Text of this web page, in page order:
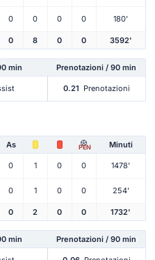
0 0 0 0 180'
0 8 0 0 3592'
min Prenotazioni / 90 min
0.21 Prenotazioni
As PEN Minuti
0 1 0 0 1478'
0 1 0 0 254'
0 2 0 0 1732'
min Prenotazioni / 90 min